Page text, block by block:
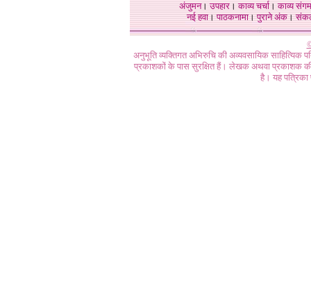
अंजुमन।उपहार।काव्य चर्चा।काव्य संगम
नई हवा। पाठकनामा। पुराने अंक।
अनुभूति व्यक्तिगत अभिरुचि की अव्यवसायिक
प्रकाशकों के पास सुरक्षित हैं। लेखक अथवा प्रकाशक की
है। यह पत्रिका